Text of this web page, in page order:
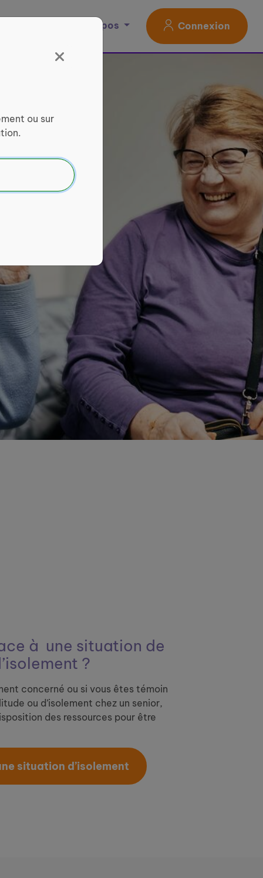
À propos Connexion
ou sur
à
une situation de
?
concerné ou si vous êtes témoin
ou d’isolement chez un senior,
des ressources pour être
situation d’isolement